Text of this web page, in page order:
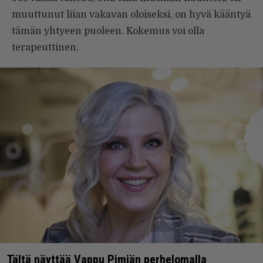
muuttunut liian vakavan oloiseksi, on hyvä kääntyä
tämän yhtyeen puoleen. Kokemus voi olla
terapeuttinen.
Tältä näyttää Vappu Pimiän perhelomalla